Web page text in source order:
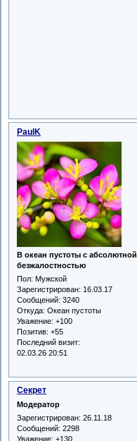
PaulK
В океан пустоты с абсолютной
безжалостностью
Пол: Мужской
Зарегистрирован: 16.03.17
Сообщений: 3240
Откуда: Океан пустоты
Уважение: +100
Позитив: +55
Последний визит:
02.03.26 20:51
Секрет
Модератор
Зарегистрирован: 26.11.18
Сообщений: 2298
Уважение: +130